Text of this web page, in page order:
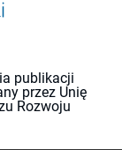
publikacji
przez Unię
Rozwoju